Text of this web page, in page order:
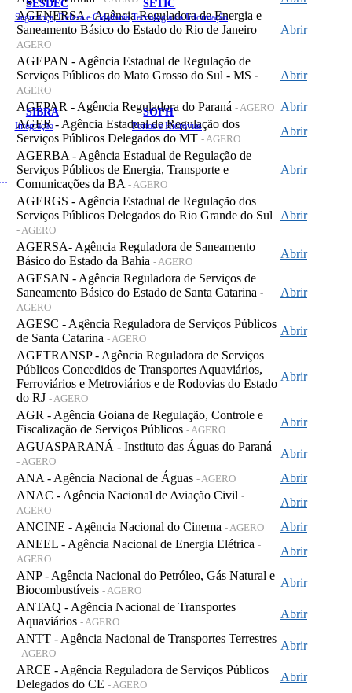
SESDEC
Segurança, Defesa e Cidadania
SETIC
Tecnologia da Informação
SIBRA
Integração
SOPH
Portos e Hidrovias
AGENERSA - Agência Reguladora de Energia e
Saneamento Básico do Estado do Rio de Janeiro -
AGERO
Abrir
AGEPAN - Agência Estadual de Regulação de
Serviços Públicos do Mato Grosso do Sul - MS -
AGERO
Abrir
AGEPAR - Agência Reguladora do Paraná - AGERO Abrir
AGER - Agência Estadual de Regulação dos
Serviços Públicos Delegados do MT - AGERO
Abrir
AGERBA - Agência Estadual de Regulação de
Serviços Públicos de Energia, Transporte e
Comunicações da BA - AGERO
Abrir
AGERGS - Agência Estadual de Regulação dos
Serviços Públicos Delegados do Rio Grande do Sul
- AGERO
Abrir
AGERSA- Agência Reguladora de Saneamento
Básico do Estado da Bahia - AGERO
Abrir
AGESAN - Agência Reguladora de Serviços de
Saneamento Básico do Estado de Santa Catarina -
AGERO
Abrir
AGESC - Agência Reguladora de Serviços Públicos
de Santa Catarina - AGERO
Abrir
AGETRANSP - Agência Reguladora de Serviços
Públicos Concedidos de Transportes Aquaviários,
Ferroviários e Metroviários e de Rodovias do Estado
do RJ - AGERO
Abrir
AGR - Agência Goiana de Regulação, Controle e
Fiscalização de Serviços Públicos - AGERO
Abrir
AGUASPARANÁ - Instituto das Águas do Paraná
- AGERO
Abrir
ANA - Agência Nacional de Águas - AGERO
Abrir
ANAC - Agência Nacional de Aviação Civil -
AGERO
Abrir
ANCINE - Agência Nacional do Cinema - AGERO
Abrir
ANEEL - Agência Nacional de Energia Elétrica -
AGERO
Abrir
ANP - Agência Nacional do Petróleo, Gás Natural e
Biocombustíveis - AGERO
Abrir
ANTAQ - Agência Nacional de Transportes
Aquaviários - AGERO
Abrir
ANTT - Agência Nacional de Transportes Terrestres
- AGERO
Abrir
ARCE - Agência Reguladora de Serviços Públicos
Delegados do CE - AGERO
Abrir